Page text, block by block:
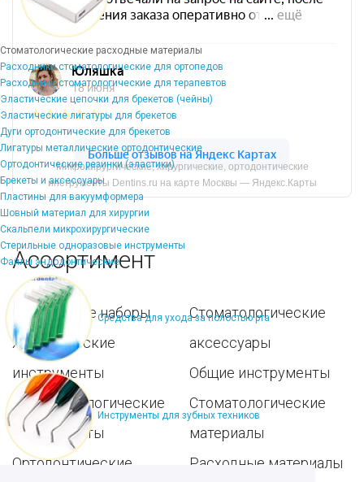
Стоматологические расходные материалы
Расходники стоматологические для ортопедов
Расходники стоматологические для терапевтов
Эластические цепочки для брекетов (чейны)
Эластические лигатуры для брекетов
Дуги ортодонтические для брекетов
Лигатуры металлические ортодонтические
Ортодонтические резинки (эластики)
Брекеты и аксессуары
Пластины для вакуумформера
Шовный материал для хирургии
Скальпели микрохирургические
Стерильные одноразовые инструменты
Файлы эндодонтические
Средства для ухода за полостью рта
Инструменты для зубных техников
Микрохирургические, хирургические, ортодонтические
инструменты Dentins.ru на карте Москвы — Яндекс.Карты
Ассортимент
Популярные наборы
Хирургические
инструменты
Пародонтологические
инструменты
Ортодонтические
Стоматологические
аксессуары
Общие инструменты
Стоматологические
материалы
Расходные материалы